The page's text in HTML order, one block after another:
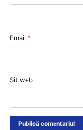
Email *
Sit web